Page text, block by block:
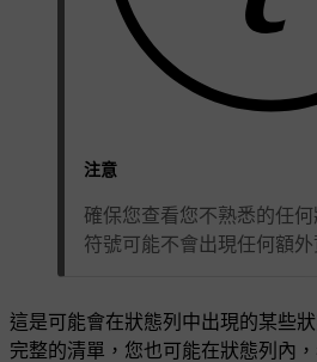
注意
確保您查看您不熟悉的任
符號可能不會出現任何額外
這是可能會在狀態列中出現的某些
完整的清單，您也可能在狀態列內